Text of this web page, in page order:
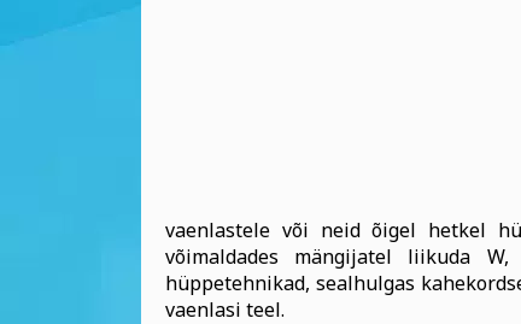
vaenlastele või neid õigel hetkel
võimaldades mängijatel liikuda
hüppetehnikad, sealhulgas
vaenlasi teel.